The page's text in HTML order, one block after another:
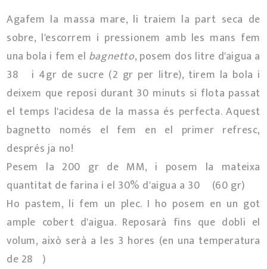
Agafem la massa mare, li traiem la part seca de
sobre, l'escorrem i pressionem amb les mans fem
una bola i fem el bagnetto, posem dos litre d'aigua a
38º i 4gr de sucre (2 gr per litre), tirem la bola i
deixem que reposi durant 30 minuts si flota passat
el temps l'acidesa de la massa és perfecta. Aquest
bagnetto només el fem en el primer refresc,
després ja no!
Pesem la 200 gr de MM, i posem la mateixa
quantitat de farina i el 30% d'aigua a 30º (60 gr)
Ho pastem, li fem un plec. I ho posem en un got
ample cobert d'aigua. Reposarà fins que dobli el
volum, això serà a les 3 hores (en una temperatura
de 28º)